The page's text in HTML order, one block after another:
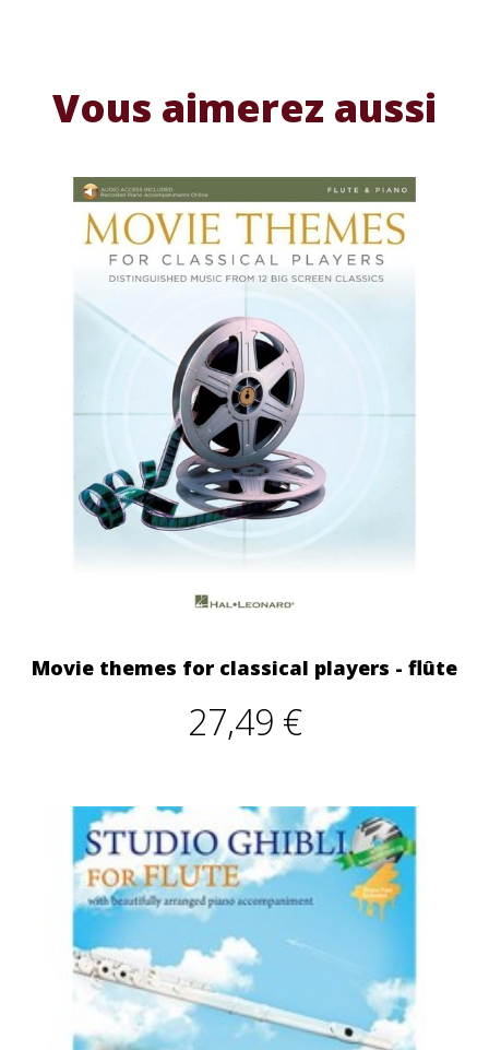
Vous aimerez aussi
Movie themes for classical players - flûte
27,49 €